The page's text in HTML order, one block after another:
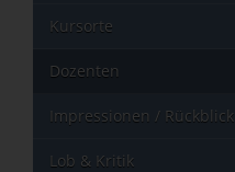
Kursorte
Dozenten
Impressionen / Rückblick
Lob & Kritik